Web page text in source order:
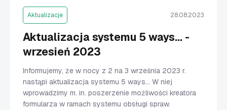
Aktualizacje 28.08.2023
Aktualizacja systemu 5 ways... -
wrzesień 2023
Informujemy, że w nocy z 2 na 3 września 2023 r.
nastąpi aktualizacja systemu 5 ways... W niej
wprowadzimy m. in. poszerzenie możliwości kreatora
formularza w ramach systemu obsługi spraw.